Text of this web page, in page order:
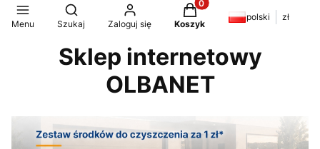
Menu
Otwórz wyszukiwarkę
Szukaj Zaloguj się
Produkty w koszyku: 0.
Koszyk
polski zł
Sklep internetowy
OLBANET